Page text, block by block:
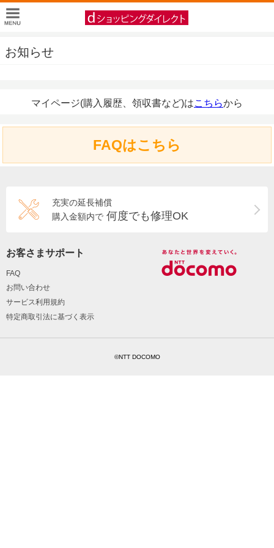
お知らせ
マイページ(購入履歴、領収書など)はこちらから
FAQはこちら
充実の延長補償
購入金額内で 何度でも修理OK
お客さまサポート
FAQ
お問い合わせ
サービス利用規約
特定商取引法に基づく表示
©NTT DOCOMO